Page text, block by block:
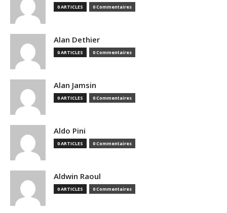
0 ARTICLES 0 Commentaires
Alan Dethier
0 ARTICLES 0 Commentaires
Alan Jamsin
0 ARTICLES 0 Commentaires
Aldo Pini
0 ARTICLES 0 Commentaires
Aldwin Raoul
0 ARTICLES 0 Commentaires